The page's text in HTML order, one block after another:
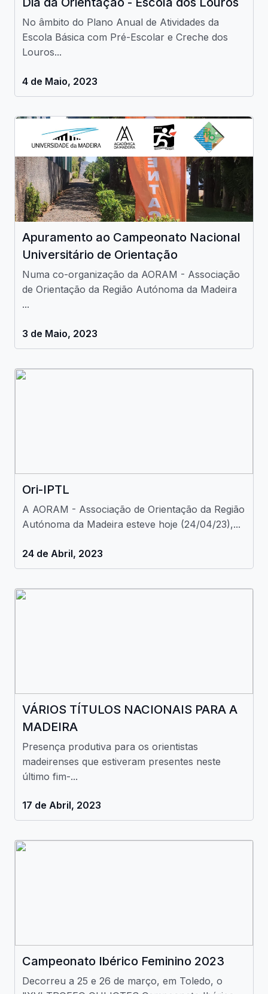
No âmbito do Plano Anual de Atividades da
Escola Básica com Pré-Escolar e Creche dos
Louros...
4 de Maio, 2023
Apuramento ao Campeonato Nacional
Universitário de Orientação
Numa co-organização da AORAM - Associação
de Orientação da Região Autónoma da Madeira
...
3 de Maio, 2023
Ori-IPTL
A AORAM - Associação de Orientação da Região
Autónoma da Madeira esteve hoje (24/04/23),...
24 de Abril, 2023
VÁRIOS TÍTULOS NACIONAIS PARA A
MADEIRA
Presença produtiva para os orientistas
madeirenses que estiveram presentes neste
último fim-...
17 de Abril, 2023
Campeonato Ibérico Feminino 2023
Decorreu a 25 e 26 de março, em Toledo, o